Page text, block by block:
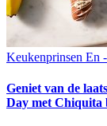
Keukenprinsen En -
Geniet van de
Day met Chiquita